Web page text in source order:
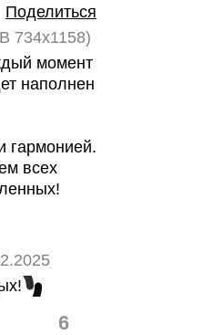
Поделиться
734x1158)
момент
наполнен
гармонией.
всех
6